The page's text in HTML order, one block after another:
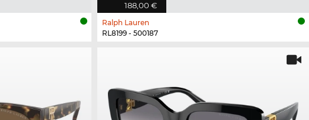
188,00 €
Ralph Lauren
RL8199 - 500187